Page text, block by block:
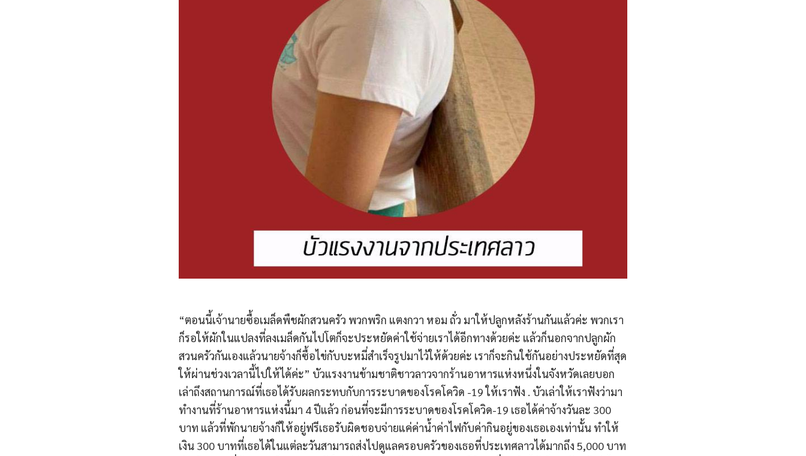
“ตอนนี้เจ้านายซื้อเมล็ดพืชผักสวนครัว พวกพริก แตงกวา หอม ถั่ว มาให้ปลูกหลังร้านกันแล้วค่ะ พวกเรา
ก็รอให้ผักในแปลงที่ลงเมล็ดกันไปโตก็จะประหยัดค่าใช้จ่ายเราได้อีกทางด้วยค่ะ แล้วก็นอกจากปลูกผัก
สวนครัวกันเองแล้วนายจ้างก็ซื้อไข่กับบะหมี่สำเร็จรูปมาไว้ให้ด้วยค่ะ เราก็จะกินใช้กันอย่างประหยัดที่สุด
ให้ผ่านช่วงเวลานี้ไปให้ได้ค่ะ” บัวแรงงานข้ามชาติชาวลาวจากร้านอาหารแห่งหนึ่งในจังหวัดเลยบอก
เล่าถึงสถานการณ์ที่เธอได้รับผลกระทบกับการระบาดของโรคโควิด -19 ให้เราฟัง . บัวเล่าให้เราฟังว่ามา
ทำงานที่ร้านอาหารแห่งนี้มา 4 ปีแล้ว ก่อนที่จะมีการระบาดของโรคโควิด-19 เธอได้ค่าจ้างวันละ 300
บาท แล้วที่พักนายจ้างก็ให้อยู่ฟรีเธอรับผิดชอบจ่ายแค่ค่าน้ำค่าไฟกับค่ากินอยู่ของเธอเองเท่านั้น ทำให้
เงิน 300 บาทที่เธอได้ในแต่ละวันสามารถส่งไปดูแลครอบครัวของเธอที่ประเทศลาวได้มากถึง 5,000 บาท